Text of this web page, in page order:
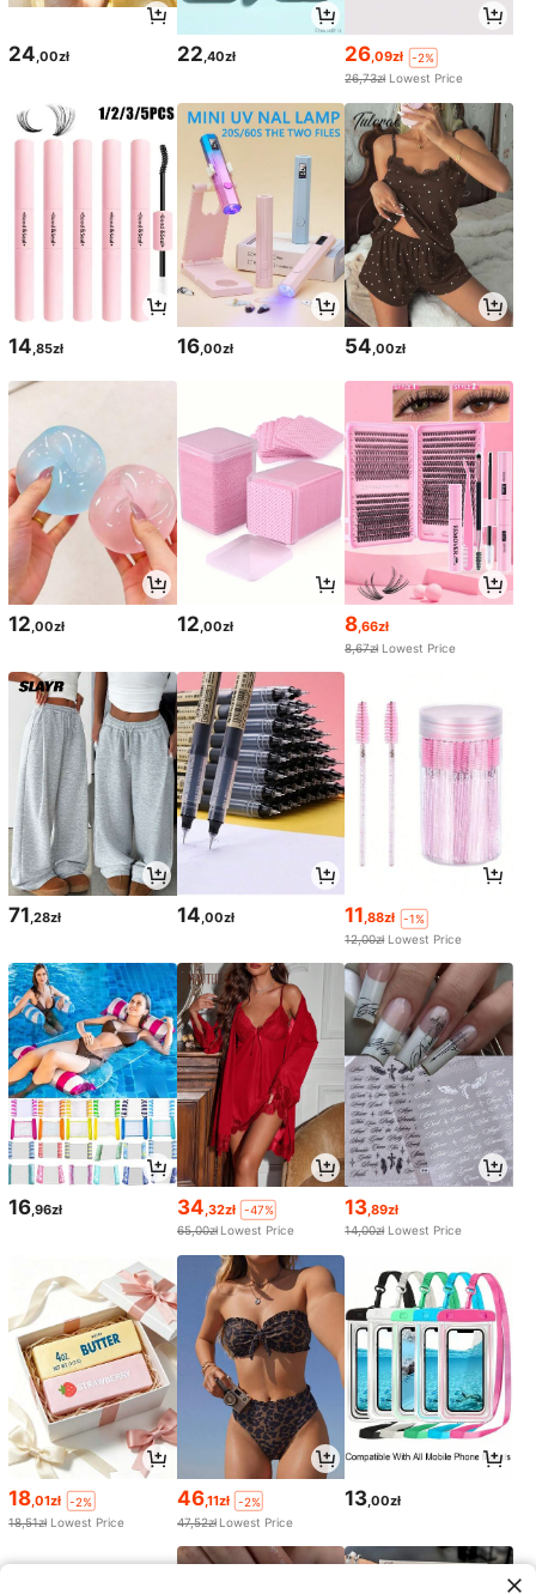
24,00zł 22,40zł 26,09zł
-2%
26,73zł Lowest Price
14 ,85zł 16,00zł 54 ,00zł
12,00zł 12,00zł 8,66zł
8,67zł Lowest Price
71,28zł 14,00zł 11,88zł
-1%
12,00zł Lowest Price
16 ,96zł 34 ,32zł
-47%
65,00zł Lowest Price
13 ,89zł
14,00zł Lowest Price
18 ,01zł
-2%
18,51zł Lowest Price
46,11zł
-2%
47,52zł Lowest Price
13 ,00zł